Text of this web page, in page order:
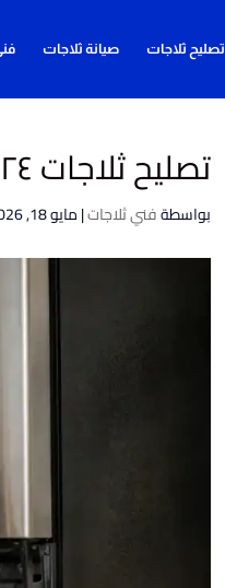
تصليح ثلاجات صيانة ثلاجات
تصليح ثلاجات ٢٤ ساعة في الكويت
بواسطةفني ثلاجات|مايو 18, 2026